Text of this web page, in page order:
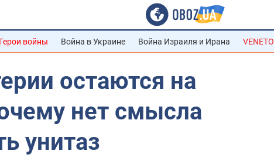
Герои войны Война в Украине Война Израиля и Ирана VENETO
остаются на
нет смысла
унитаз